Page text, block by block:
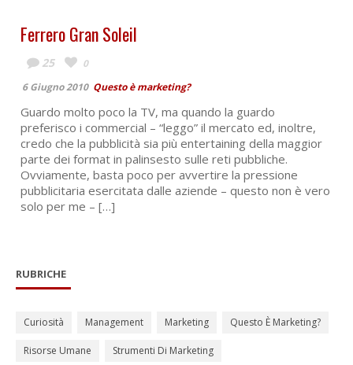
Ferrero Gran Soleil
25
0
6 Giugno 2010 Questo è marketing?
Guardo molto poco la TV, ma quando la guardo
preferisco i commercial – “leggo” il mercato ed, inoltre,
credo che la pubblicità sia più entertaining della maggior
parte dei format in palinsesto sulle reti pubbliche.
Ovviamente, basta poco per avvertire la pressione
pubblicitaria esercitata dalle aziende – questo non è vero
solo per me – […]
RUBRICHE
Curiosità Management Marketing Questo È Marketing?
Risorse Umane Strumenti Di Marketing